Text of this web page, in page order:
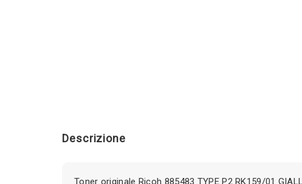
Descrizione
Toner originale Ricoh 885483 TYPE P2 RK159/01